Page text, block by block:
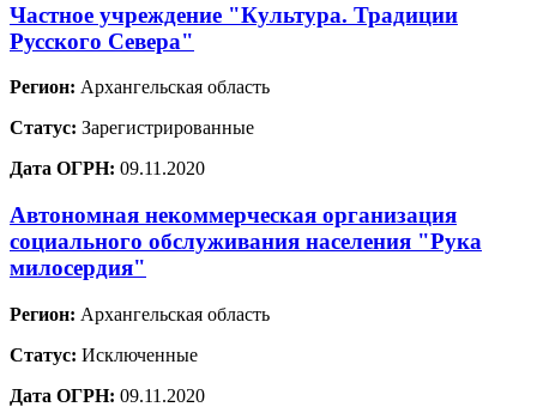
Частное учреждение "Культура. Традиции
Русского Севера"
Регион: Архангельская область
Статус: Зарегистрированные
Дата ОГРН: 09.11.2020
Автономная некоммерческая организация
социального обслуживания населения "Рука
милосердия"
Регион: Архангельская область
Статус: Исключенные
Дата ОГРН: 09.11.2020